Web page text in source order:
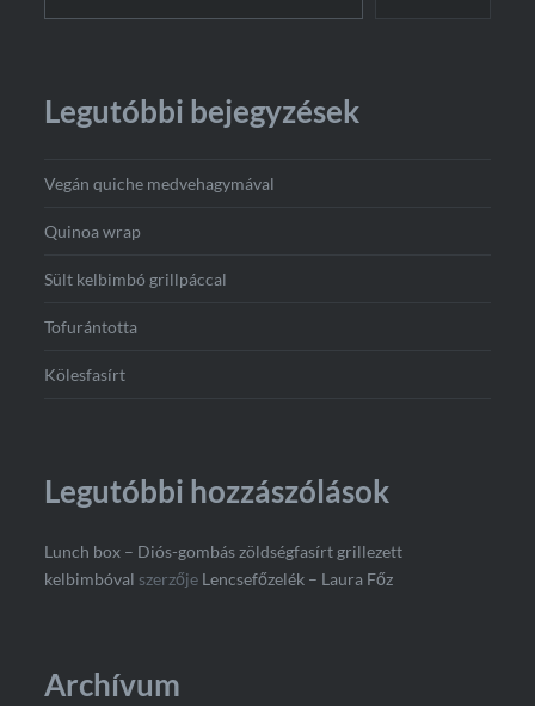
Legutóbbi bejegyzések
Vegán quiche medvehagymával
Quinoa wrap
Sült kelbimbó grillpáccal
Tofurántotta
Kölesfasírt
Legutóbbi hozzászólások
Lunch box – Diós-gombás zöldségfasírt grillezett
kelbimbóval szerzője Lencsefőzelék – Laura Főz
Archívum